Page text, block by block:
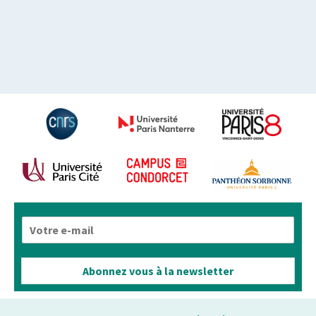
l
Abonnez vous à la newsletter